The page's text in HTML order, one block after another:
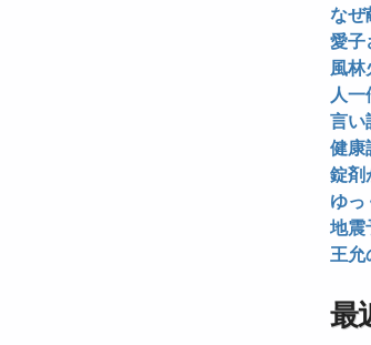
なぜ
愛子
風林
人
言い
健康
錠剤
ゆっ
地震
王允
最